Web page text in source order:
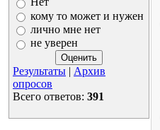
кому то может и нужен
лично мне нет
не уверен
Результаты | Архив
опросов
Всего ответов: 391